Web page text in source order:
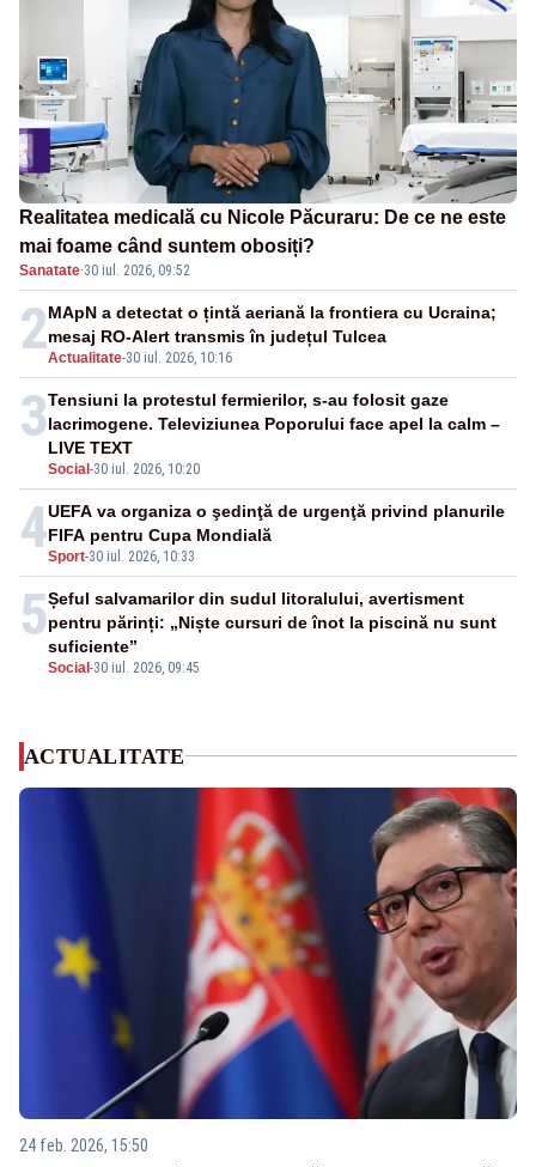
Realitatea medicală cu Nicole Păcuraru: De ce ne este
mai foame când suntem obosiți?
Sanatate·30 iul. 2026, 09:52
2Actualitate-30 iul. 2026, 10:16
MApN a detectat o țintă aeriană la frontiera cu Ucraina;
mesaj RO-Alert transmis în județul Tulcea
3
Social-30 iul. 2026, 10:20
Tensiuni la protestul fermierilor, s-au folosit gaze
lacrimogene. Televiziunea Poporului face apel la calm –
LIVE TEXT
4Sport-30 iul. 2026, 10:33
UEFA va organiza o şedinţă de urgenţă privind planurile
FIFA pentru Cupa Mondială
5
Social-30 iul. 2026, 09:45
Șeful salvamarilor din sudul litoralului, avertisment
pentru părinți: „Niște cursuri de înot la piscină nu sunt
suficiente”
ACTUALITATE
24 feb. 2026, 15:50